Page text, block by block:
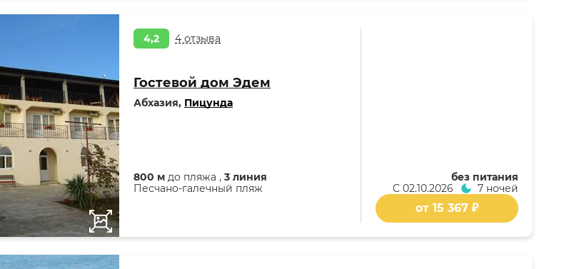
4,2 4 отзыва
Гостевой дом Эдем
Абхазия, Пицунда
800 м до пляжа , 3 линия
Песчано-галечный пляж
без питания
С 02.10.2026 7 ночей
от 15 367 ₽